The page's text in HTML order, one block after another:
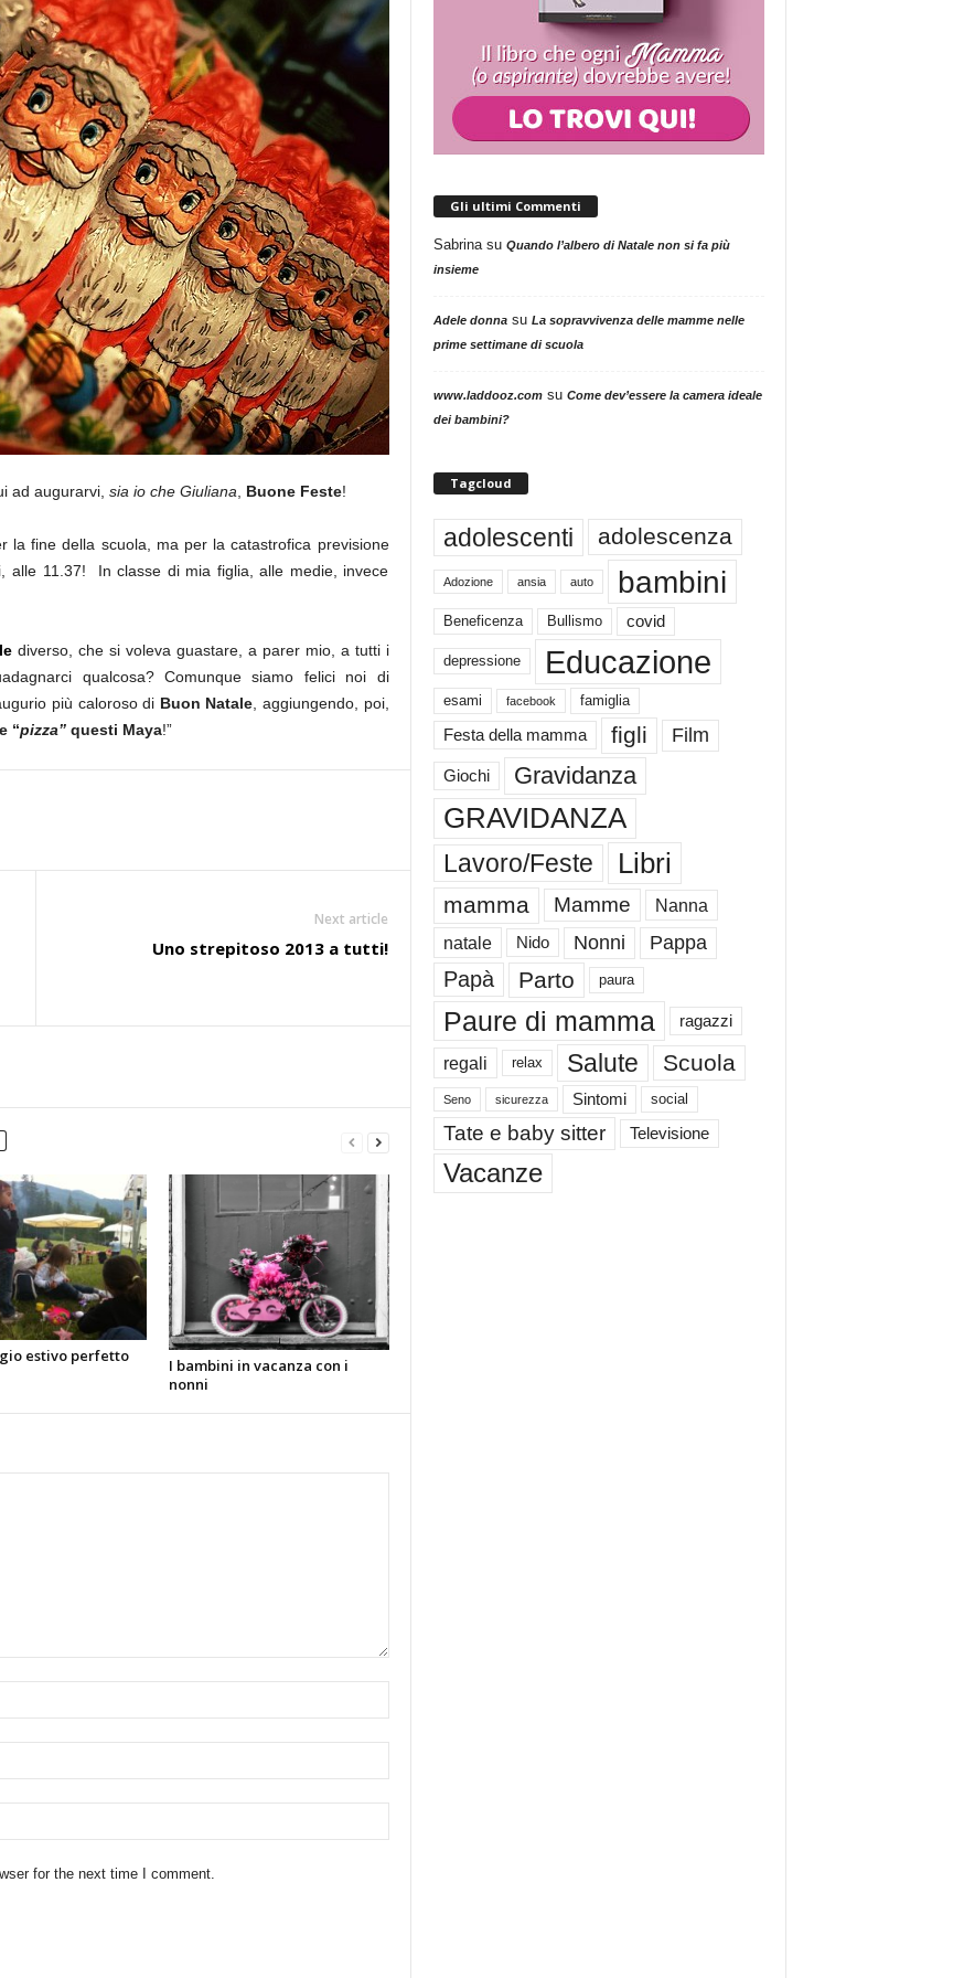
ad augurarvi, sia io che Giuliana Buone Feste!
la fine della scuola, ma per la catastrofica previsione
alle 11.37! In classe di mia figlia, alle medie, invece
diverso, che si voleva guastare, a parer mio, a tutti i
qualcosa? Comunque siamo felici noi di
più caloroso di Buon Natale , aggiungendo, poi,
“pizza”questi Maya!”
Next article
Uno strepitoso 2013 a tutti!
estivo perfetto
I bambini in vacanza con i
nonni
for the next time I comment.
Gli ultimi Commenti
Sabrinasu Quando l’albero di Natale non si fa più
insieme
Adele donnasu La sopravvivenza delle mamme nelle
prime settimane di scuola
www.laddooz.comsu Come dev’essere la camera ideale
dei bambini?
Tagcloud
adolescenti adolescenza
Adozione ansia auto bambini
Beneficenza Bullismo covid
depressione Educazione
esami facebook famiglia
Festa della mamma figli Film
Giochi Gravidanza
GRAVIDANZA
Lavoro/Feste Libri
mamma Mamme
Nanna
natale
Nido Nonni Pappa
Papà Parto paura
Paure di mamma ragazzi
regali relax Salute Scuola
Seno sicurezza Sintomi social
Tate e baby sitter Televisione
Vacanze